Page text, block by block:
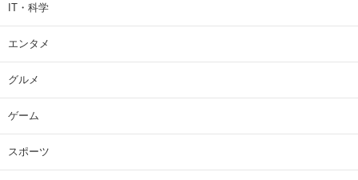
IT・科学
エンタメ
グルメ
ゲーム
スポーツ